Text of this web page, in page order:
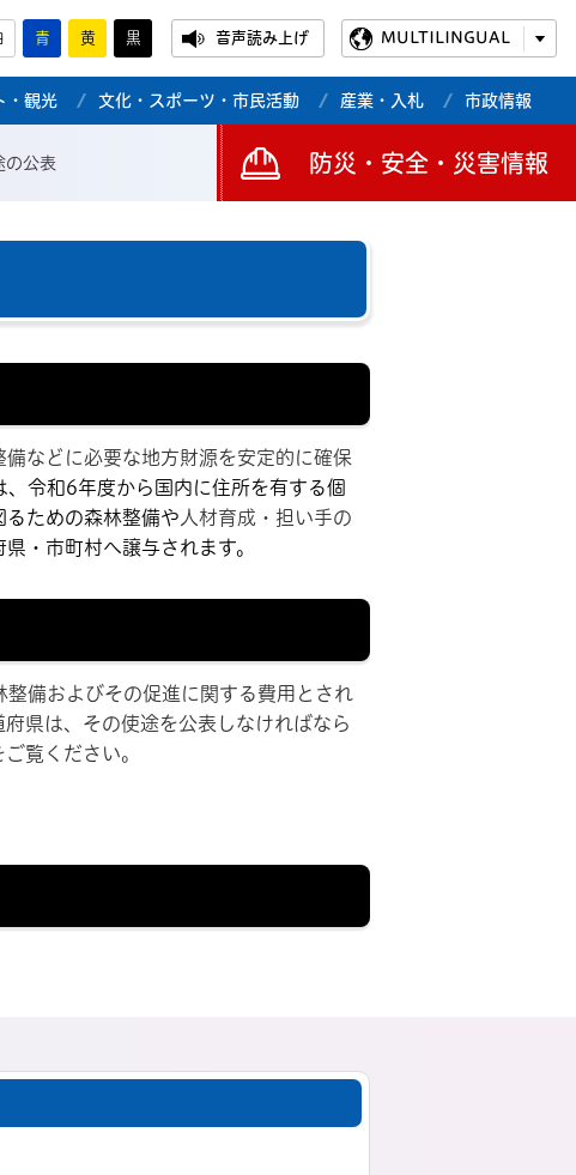
青 黄 黒 音声読み上げ MULTILINGUAL
・観光 文化・スポーツ・市民活動 産業・入札 市政情報
の公表 防災・安全・災害情報
などに必要な地方財源を安定的に確保
、令和6年度から国内に住所を有する個
るための森林整備や 人材育成・担い手の
・市町村へ譲与されます。
備およびその促進に関する費用とされ
県は、その使途を公表しなければなら
覧ください。